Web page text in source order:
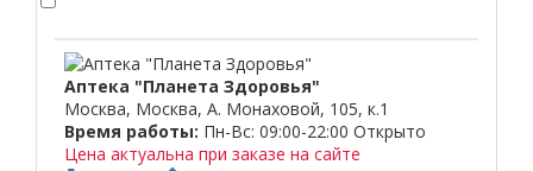
Аптека "Планета Здоровья"
Москва, Москва, А. Монаховой, 105, к.1
Время работы: Пн-Вс: 09:00-22:00 Открыто
Цена актуальна при заказе на сайте